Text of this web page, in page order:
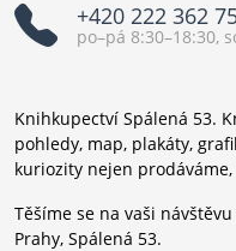
+420 222 362
po–pá 8:30–18:30,
Knihkupectví Spálená 53.
pohledy, map, plakáty,
kuriozity nejen
Těšíme se na vaši
Prahy, Spálená 53.